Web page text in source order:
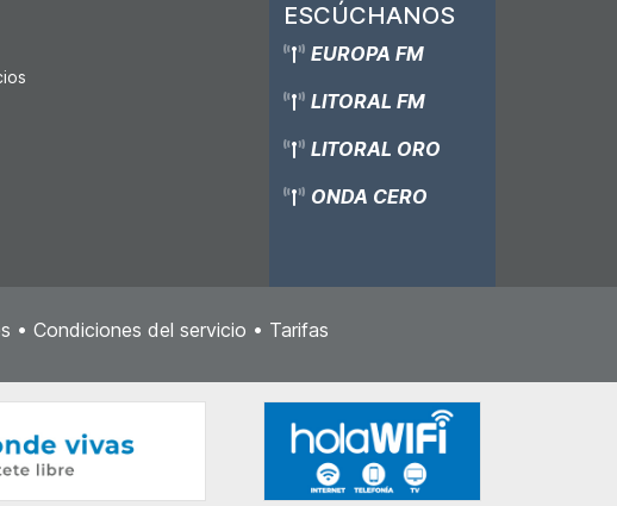
ESCÚCHANOS
EUROPA FM
LITORAL FM
LITORAL ORO
ONDA CERO
• Condiciones del servicio • Tarifas